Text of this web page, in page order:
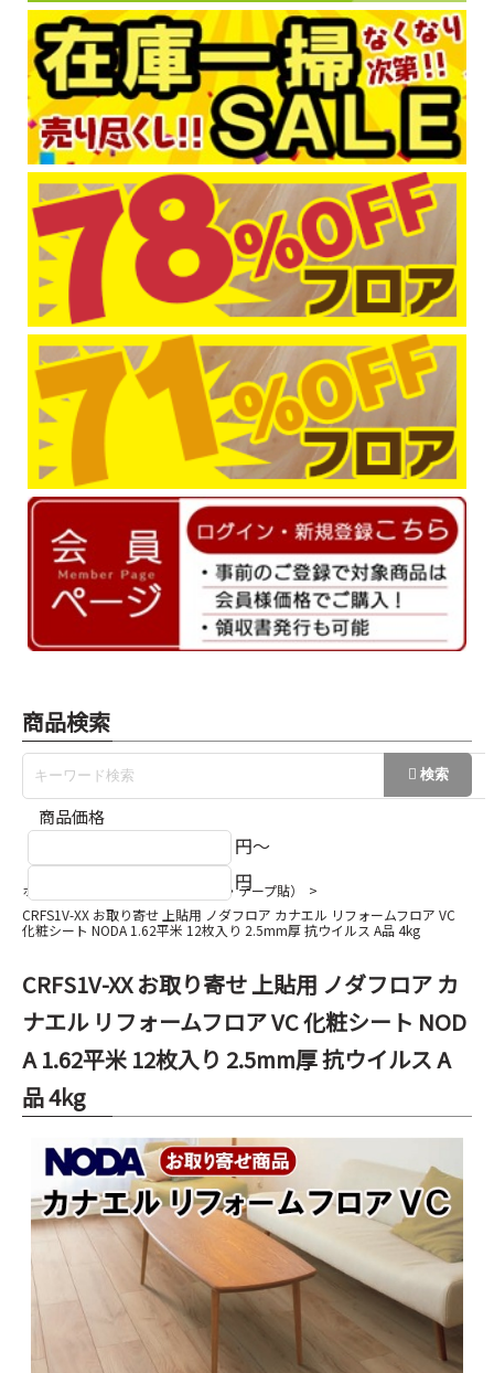
商品検索
商品価格
円～
円
ホーム
上貼り用フロア（シール・テープ貼）
CRFS1V-XX お取り寄せ 上貼用 ノダフロア カナエル リフォームフロア VC
化粧シート NODA 1.62平米 12枚入り 2.5mm厚 抗ウイルス A品 4kg
CRFS1V-XX お取り寄せ 上貼用 ノダフロア カ
ナエル リフォームフロア VC 化粧シート NOD
A 1.62平米 12枚入り 2.5mm厚 抗ウイルス A
品 4kg